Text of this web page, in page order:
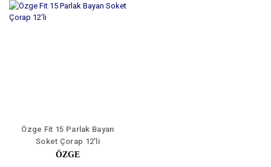
Özge Fit 15 Parlak Bayan
Soket Çorap 12'li
ÖZGE